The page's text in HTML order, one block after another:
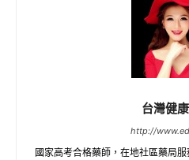
台灣健
http://
國家高考合格藥師，在地社區藥局